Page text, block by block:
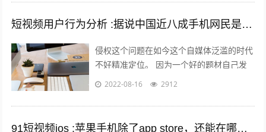
短视频用户行为分析 :据说中国近八成手机网民是短视频用户，侵权问题如何解决？
侵权这个问题在如今这个自媒体泛滥的时代
不好精准定位。 因为一个好的题材自己发
布出去可能只需要短短的几分钟时间就能够
2022-08-16 2912
91短视频ios :苹果手机除了app store，还能在哪里下载软件？包括一些破解软件？